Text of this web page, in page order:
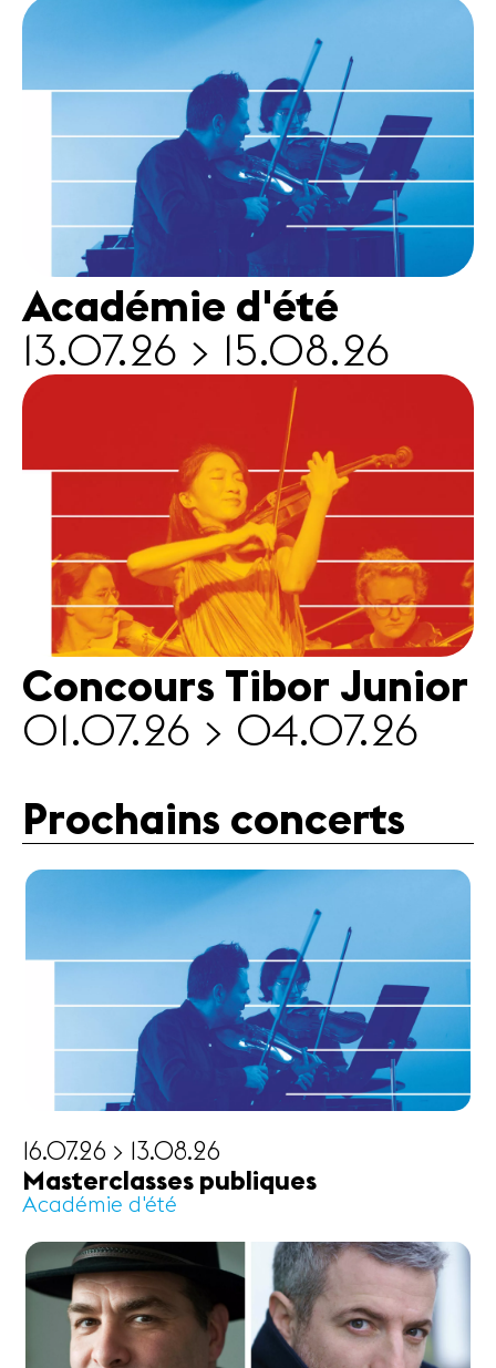
Revue de
Emplois
Contact
Académie d'été
13.07.26 > 15.08.26
Concours Tibor Junior
01.07.26 > 04.07.26
Prochains concerts
16.07.26 > 13.08.26
Masterclasses publiques
Académie d'été